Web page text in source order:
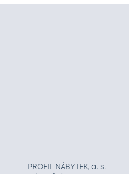
PROFIL NÁBYTEK, a. s.